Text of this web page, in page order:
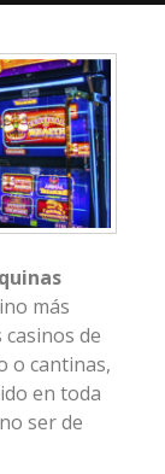
más
de
o cantinas,
en toda
ser de